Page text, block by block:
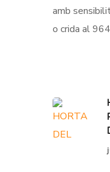
amb
o crida al